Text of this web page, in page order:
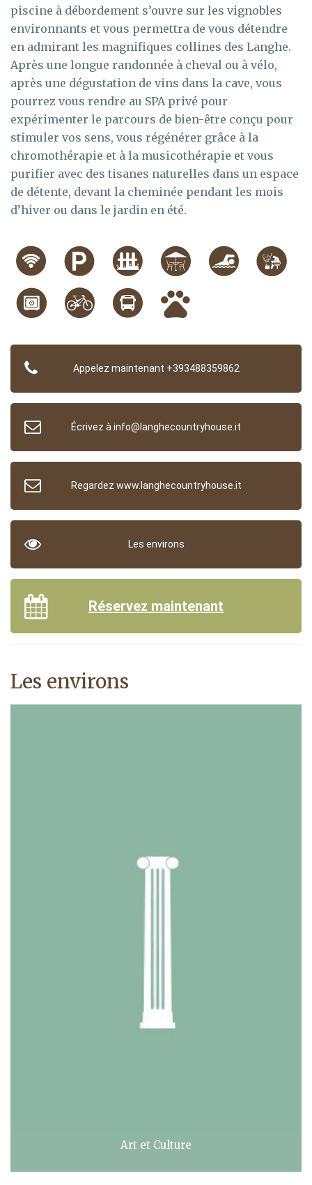
piscine à débordement s’ouvre sur les vignobles
environnants et vous permettra de vous détendre
en admirant les magnifiques collines des Langhe.
Après une longue randonnée à cheval ou à vélo,
après une dégustation de vins dans la cave, vous
pourrez vous rendre au SPA privé pour
expérimenter le parcours de bien-être conçu pour
stimuler vos sens, vous régénérer grâce à la
chromothérapie et à la musicothérapie et vous
purifier avec des tisanes naturelles dans un espace
de détente, devant la cheminée pendant les mois
d’hiver ou dans le jardin en été.
Appelez maintenant +393488359862
Écrivez à info@langhecountryhouse.it
Regardez www.langhecountryhouse.it
Les environs
Réservez maintenant
Les environs
Art et Culture